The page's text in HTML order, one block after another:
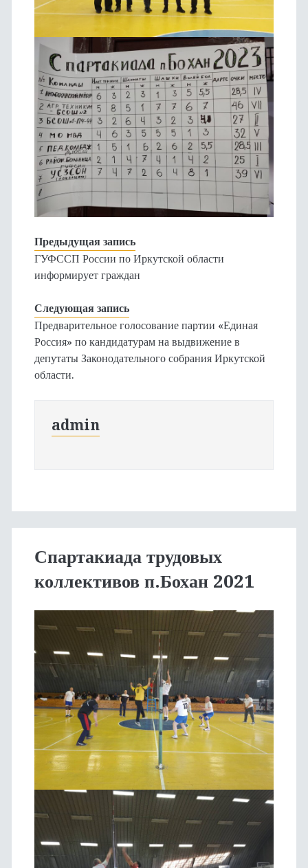
Предыдущая запись
ГУФССП России по Иркутской области
информирует граждан
Следующая запись
Предварительное голосование партии «Единая
Россия» по кандидатурам на выдвижение в
депутаты Законодательного собрания Иркутской
области.
admin
Спартакиада трудовых
коллективов п.Бохан 2021